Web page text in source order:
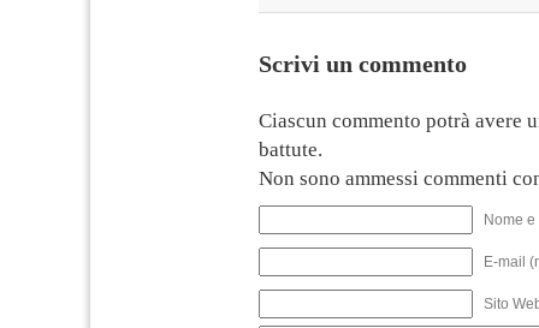
Scrivi un commento
Ciascun commento potrà avere
battute.
Non sono ammessi commenti
Nome
E-mail
Sito